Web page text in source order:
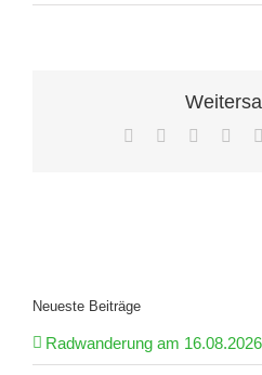
Facebook Reddit
Neueste Beiträge
Radwanderung am 16.08.2026